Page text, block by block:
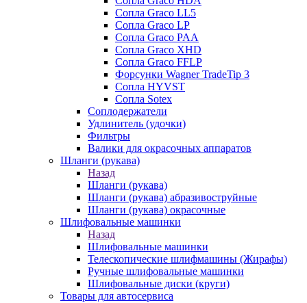
Сопла Graco LL5
Сопла Graco LP
Сопла Graco PAA
Сопла Graco XHD
Сопла Graco FFLP
Форсунки Wagner TradeTip 3
Сопла HYVST
Сопла Sotex
Соплодержатели
Удлинитель (удочки)
Фильтры
Валики для окрасочных аппаратов
Шланги (рукава)
Назад
Шланги (рукава)
Шланги (рукава) абразивоструйные
Шланги (рукава) окрасочные
Шлифовальные машинки
Назад
Шлифовальные машинки
Телескопические шлифмашины (Жирафы)
Ручные шлифовальные машинки
Шлифовальные диски (круги)
Товары для автосервиса